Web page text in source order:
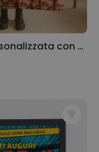
Copertina Personalizzata con Faccia